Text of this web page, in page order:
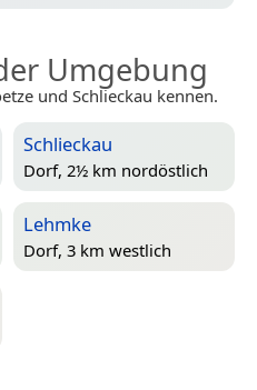
Umgebung
und Schlieckau kennen.
Schlieckau
Dorf, 2½ km nordöstlich
Lehmke
Dorf, 3 km westlich